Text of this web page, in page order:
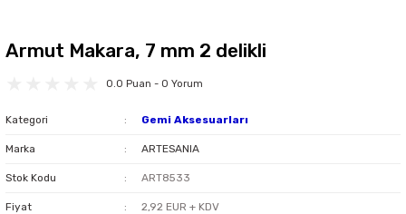
Armut Makara, 7 mm 2 delikli
0.0 Puan - 0 Yorum
Kategori Gemi Aksesuarları
Marka ARTESANIA
Stok Kodu ART8533
Fiyat 2,92 EUR + KDV